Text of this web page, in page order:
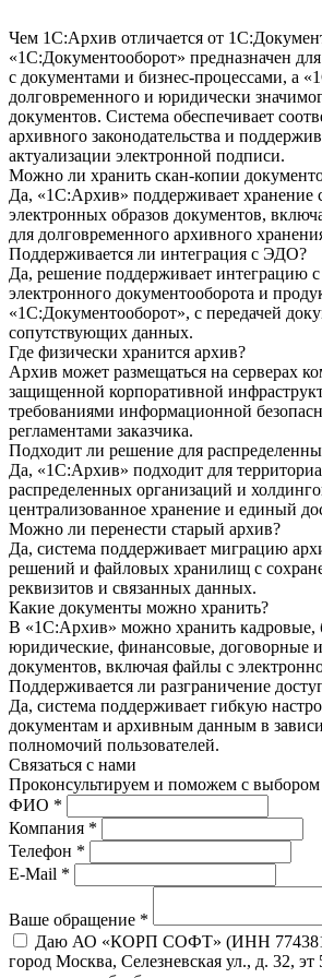
Чем 1С:Архив отличается от
«1С:Документооборот» предназначен
с документами и бизнес-процессами, а
долговременного и юридически
документов. Система обеспечивает
архивного законодательства и
актуализации электронной подписи.
Можно ли хранить скан-копии
Да, «1С:Архив» поддерживает хранение
электронных образов документов,
для долговременного архивного
Поддерживается ли интеграция с ЭДО?
Да, решение поддерживает интеграцию
электронного документооборота и
«1С:Документооборот», с передачей
сопутствующих данных.
Где физически хранится архив?
Архив может размещаться на серверах
защищенной корпоративной
требованиями информационной
регламентами заказчика.
Подходит ли решение для
Да, «1С:Архив» подходит для
распределенных организаций и
централизованное хранение и единый
Можно ли перенести старый архив?
Да, система поддерживает миграцию
решений и файловых хранилищ с
реквизитов и связанных данных.
Какие документы можно хранить?
В «1С:Архив» можно хранить кадровые,
юридические, финансовые, договорные
документов, включая файлы с
Поддерживается ли разграничение
Да, система поддерживает гибкую
документам и архивным данным в
полномочий пользователей.
Связаться с нами
Проконсуль­тируем и поможем с выбором
ФИО *
Компания *
Телефон *
E-Mail *
Ваше обращение *
Даю АО «КОРП СОФТ» (ИНН
город Москва, Селезневская ул., д. 32,